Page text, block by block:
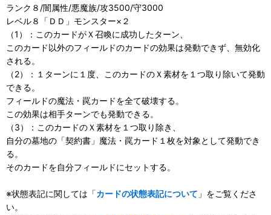
ランク８/闇属性/悪魔族/攻3500/守3000
レベル８「ＤＤ」モンスター×２
（1）：このカードがＸ召喚に成功したターン、
このカード以外のフィールドのカードの効果は発動できず、無効化
される。
（2）：１ターンに１度、このカードのＸ素材を１つ取り除いて発動
できる。
フィールドの魔法・罠カードを全て破壊する。
この効果は相手ターンでも発動できる。
（3）：このカードのＸ素材を１つ取り除き、
自分の墓地の「契約書」魔法・罠カード１枚を対象として発動でき
る。
そのカードを自分フィールドにセットする。
※状態表記に関しては「カードの状態表記について 」をご覧くださ
い。